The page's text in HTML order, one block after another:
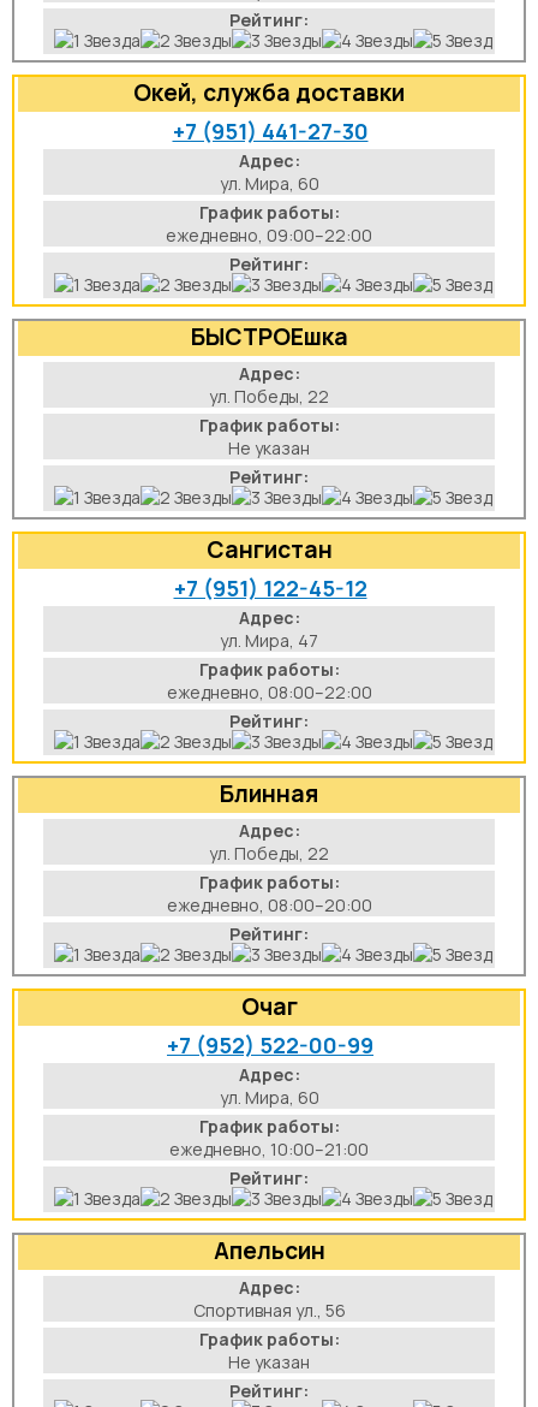
Рейтинг:
Окей, служба доставки
+7 (951) 441-27-30
Адрес:
ул. Мира, 60
График работы:
ежедневно, 09:00–22:00
Рейтинг:
БЫСТРОЕшка
Адрес:
ул. Победы, 22
График работы:
Не указан
Рейтинг:
Сангистан
+7 (951) 122-45-12
Адрес:
ул. Мира, 47
График работы:
ежедневно, 08:00–22:00
Рейтинг:
Блинная
Адрес:
ул. Победы, 22
График работы:
ежедневно, 08:00–20:00
Рейтинг:
Очаг
+7 (952) 522-00-99
Адрес:
ул. Мира, 60
График работы:
ежедневно, 10:00–21:00
Рейтинг:
Апельсин
Адрес:
Спортивная ул., 56
График работы:
Не указан
Рейтинг: